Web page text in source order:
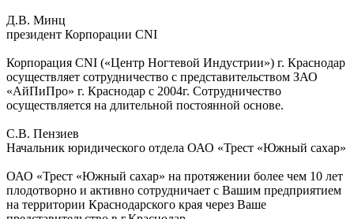
Д.В. Минц
президент Корпорации CNI
Корпорация CNI («Центр Ногтевой Индустрии») г. Краснодар
осуществляет сотрудничество с представительством ЗАО
«АйПиПро» г. Краснодар с 2004г. Сотрудничество
осуществляется на длительной постоянной основе.
С.В. Пензиев
Начальник юридического отдела ОАО «Трест «Южный сахар»
ОАО «Трест «Южный сахар» на протяжении более чем 10 лет
плодотворно и активно сотрудничает с Вашим предприятием
на территории Краснодарского края через Ваше